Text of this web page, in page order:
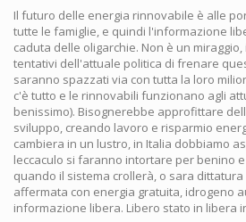
Il futuro delle energia rinnovabile è alle
tutte le famiglie, e quindi l'informazione
caduta delle oligarchie. Non è un
tentativi dell'attuale politica di frenare
saranno spazzati via con tutta la loro
c'è tutto e le rinnovabili funzionano agli
benissimo). Bisognerebbe approfittare
sviluppo, creando lavoro e risparmio
cambiera in un lustro, in Italia dobbiamo
leccaculo si faranno intortare per benino
quando il sistema crollerà, o sara
affermata con energia gratuita, idrogeno
informazione libera. Libero stato in libera